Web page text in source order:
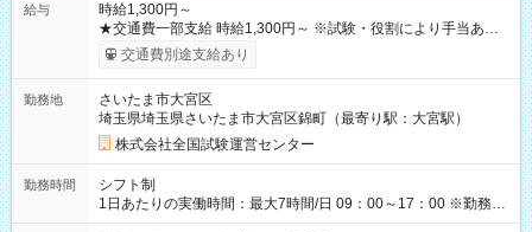
給与
時給1,300円～
★交通費一部支給 時給1,300円～ ※試験・役割により手当あり
※勤務回数により昇給あり 【即給（前払い）オプションあ
り！】 希望される場合、勤務から1週間ほどで給与の一部を受け
例】 ・河合塾模擬試験 8:30～17:30（休憩1時間） 時給1,300円
×8時間＝日収10,400円＋交通費 ※当日の役割により時給＋100
円の場合あり ・国家試験 7:00～13:30（休憩なし） 時給1,300
円（役割手当＋100円）×6時間＝日収8,400円＋交通費 【試用期
間】試用期間なし
交通費別途支給あり
勤務地
さいたま市大宮区
埼玉県埼玉県さいたま市大宮区錦町（最寄り駅：大宮駅）
株式会社全国試験運営センター
勤務時間
シフト制
1日あたりの実働時間：最大7時間/日 09：00～17：00 ※勤務時
間は 試験により異なります。